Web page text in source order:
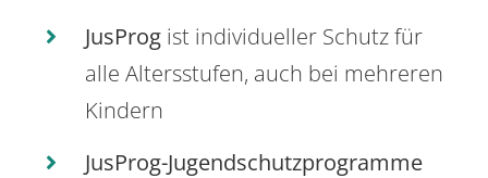
JusProg ist individueller Schutz für
alle Altersstufen, auch bei mehreren
Kindern
JusProg-Jugendschutzprogramme